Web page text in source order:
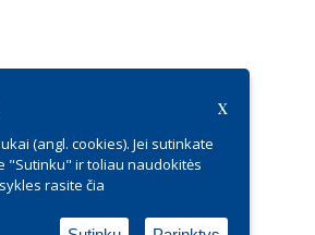
x
(angl. cookies). Jei sutinkate
"Sutinku" ir toliau naudokitės
rasite čia